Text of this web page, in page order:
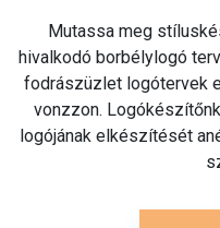
Mutassa meg
hivalkodó borbélylogó
fodrászüzlet logótervek
vonzzon.
logójának elkészítését